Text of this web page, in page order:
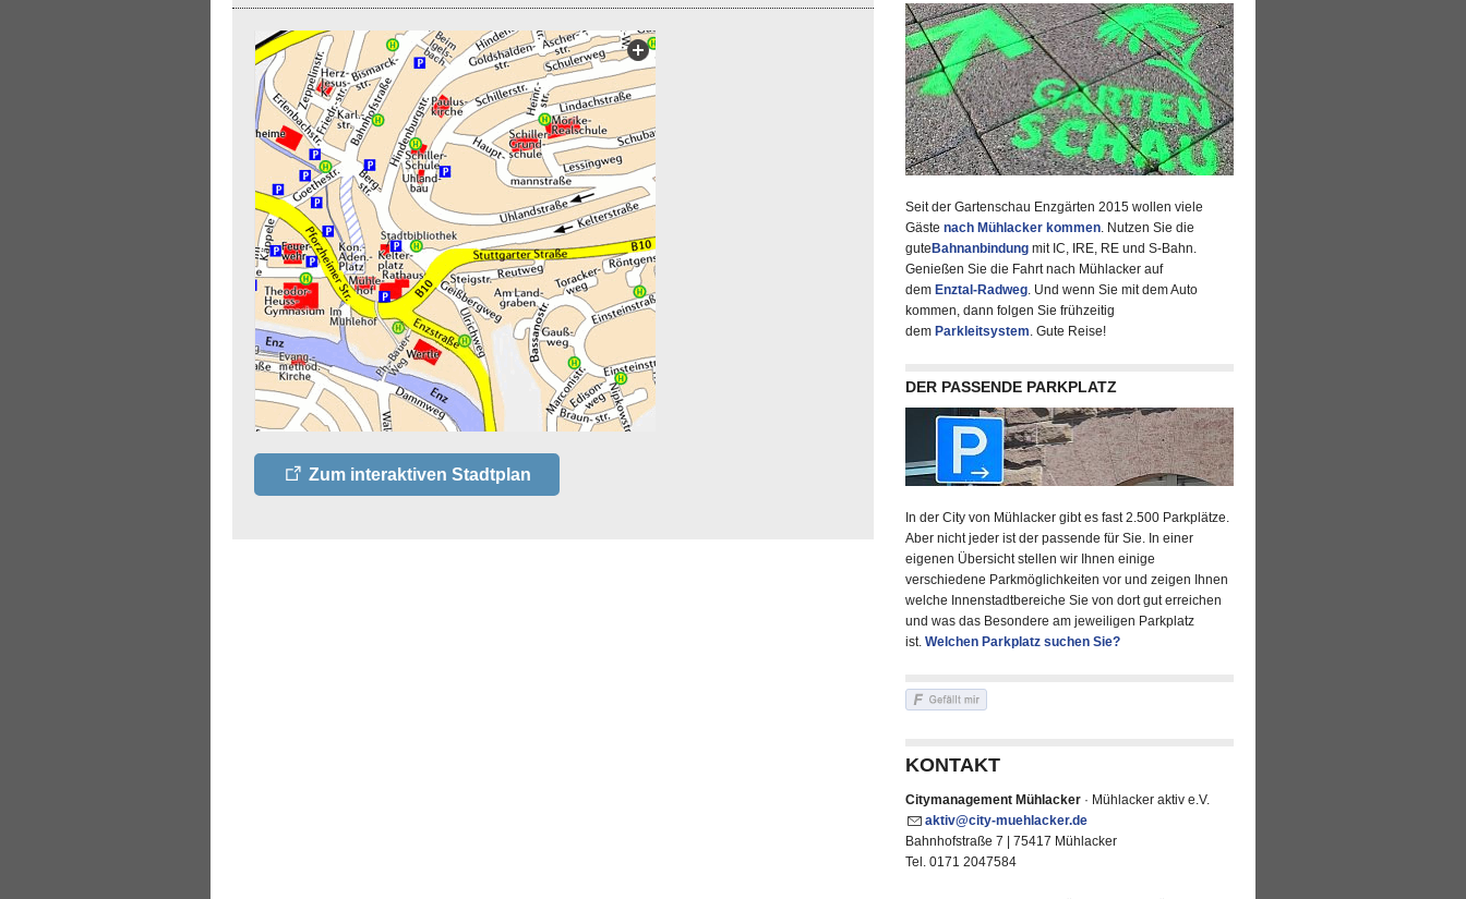
Zum interaktiven Stadtplan
Seit der Gartenschau Enzgärten 2015 wollen viele
Gäste nach Mühlacker kommen. Nutzen Sie die
guteBahnanbindungmit IC, IRE, RE und S-Bahn.
Genießen Sie die Fahrt nach Mühlacker auf
dem Enztal-Radweg. Und wenn Sie mit dem Auto
kommen, dann folgen Sie frühzeitig
dem Parkleitsystem . Gute Reise!
DER PASSENDE PARKPLATZ
In der City von Mühlacker gibt es fast 2.500 Parkplätze.
Aber nicht jeder ist der passende für Sie. In einer
eigenen Übersicht stellen wir Ihnen einige
verschiedene Parkmöglichkeiten vor und zeigen Ihnen
welche Innenstadtbereiche Sie von dort gut erreichen
und was das Besondere am jeweiligen Parkplatz
ist. Welchen Parkplatz suchen Sie?
KONTAKT
Citymanagement Mühlacker· Mühlacker aktiv e.V.
kt v c ty-m hl ck r d
Bahnhofstraße 7 | 75417 Mühlacker
Tel. 0171 2047584